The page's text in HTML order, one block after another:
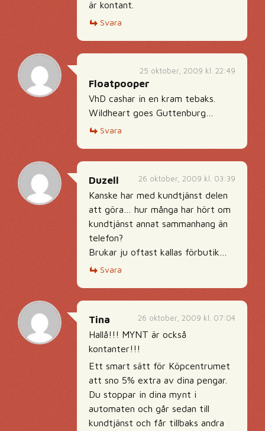
är kontant.
Svara
25 oktober, 2009 kl. 22:49
Floatpooper
VhD cashar in en kram tebaks.
Wildheart goes Guttenburg…
Svara
26 oktober, 2009 kl. 03:39
Duzell
Kanske har med kundtjänst delen
att göra… hur många har hört om
kundtjänst annat sammanhang än
telefon?
Brukar ju oftast kallas förbutik…
Svara
26 oktober, 2009 kl. 07:04
Tina
Hallå!!! MYNT är också
kontanter!!!
Ett smart sätt för Köpcentrumet
att sno 5% extra av dina pengar.
Du stoppar in dina mynt i
automaten och går sedan till
kundtjänst och får tillbaks andra